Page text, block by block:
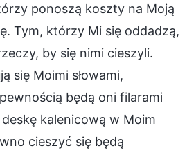
ponoszą koszty na Moją
Tym, którzy Mi się oddadzą,
by się nimi cieszyli.
się Moimi słowami,
pewnością będą oni filarami
kalenicową w Moim
cieszyć się będą